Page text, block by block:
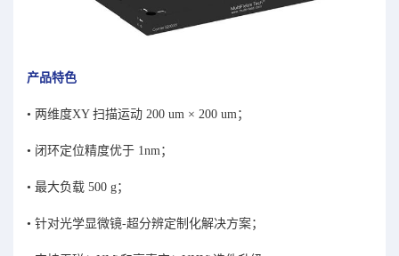
产品特⾊
• 两维度XY 扫描运动 200 um × 200 um；
• 闭环定位精度优于 1nm；
• 最⼤负载 500 g；
• 针对光学显微镜-超分辨定制化解决⽅案；